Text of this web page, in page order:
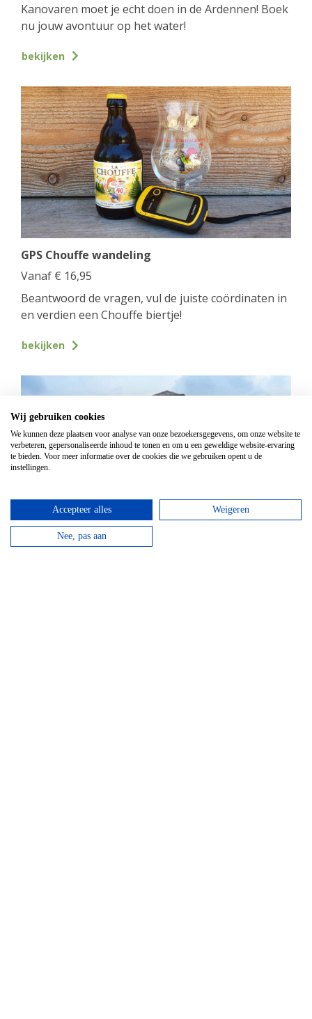
Kanovaren moet je echt doen in de Ardennen! Boek
nu jouw avontuur op het water!
bekijken
GPS Chouffe wandeling
Vanaf € 16,95
Beantwoord de vragen, vul de juiste coördinaten in
en verdien een Chouffe biertje!
bekijken
Mountainbike Chouffe route 18 km
Wij gebruiken cookies
We kunnen deze plaatsen voor analyse van onze bezoekersgegevens, om onze website te
verbeteren, gepersonaliseerde inhoud te tonen en om u een geweldige website-ervaring
te bieden. Voor meer informatie over de cookies die we gebruiken opent u de
instellingen.
Accepteer alles Weigeren
Nee, pas aan